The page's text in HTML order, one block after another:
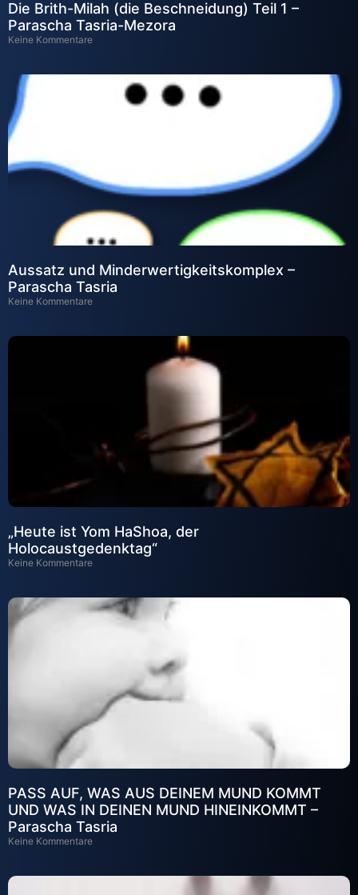
Die Brith-Milah (die Beschneidung) Teil 1 –
Parascha Tasria-Mezora
Keine Kommentare
Aussatz und Minderwertigkeitskomplex –
Parascha Tasria
Keine Kommentare
„Heute ist Yom HaShoa, der
Holocaustgedenktag“
Keine Kommentare
PASS AUF, WAS AUS DEINEM MUND KOMMT
UND WAS IN DEINEN MUND HINEINKOMMT –
Parascha Tasria
Keine Kommentare